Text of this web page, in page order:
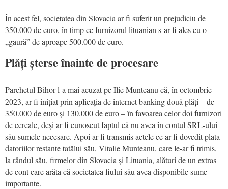
În acest fel, societatea din Slovacia ar fi suferit un prejudiciu de
350.000 de euro, în timp ce furnizorul lituanian s-ar fi ales cu o
„gaură” de aproape 500.000 de euro.
Plăți șterse înainte de procesare
Parchetul Bihor l-a mai acuzat pe Ilie Munteanu că, în octombrie
2023, ar fi inițiat prin aplicația de internet banking două plăți – de
350.000 de euro și 130.000 de euro – în favoarea celor doi furnizori
de cereale, deși ar fi cunoscut faptul că nu avea în contul SRL-ului
său sumele necesare. Apoi ar fi transmis actele ce ar fi dovedit plata
datoriilor restante tatălui său, Vitalie Munteanu, care le-ar fi trimis,
la rândul său, firmelor din Slovacia și Lituania, alături de un extras
de cont care arăta că societatea fiului său avea disponibile sume
importante.